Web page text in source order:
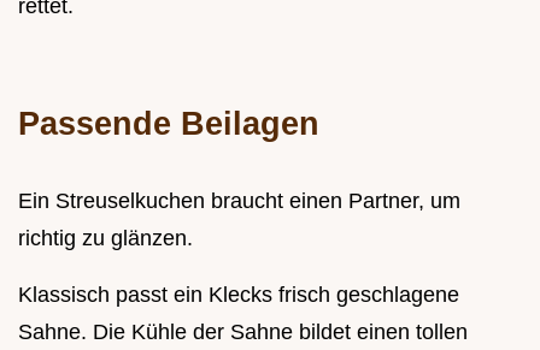
rettet.
Passende Beilagen
Ein Streuselkuchen braucht einen Partner, um
richtig zu glänzen.
Klassisch passt ein Klecks frisch geschlagene
Sahne. Die Kühle der Sahne bildet einen tollen